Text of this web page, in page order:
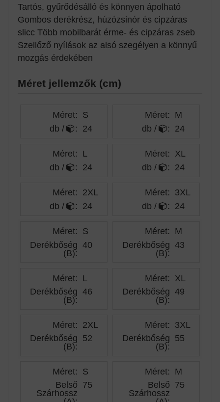
Tartós, gyűrődésálló és könnyen ápolható
Gombos derékrész, húzózsinór és cipzáras
slicc Több mobilbarát érme- és cipzáras zseb
Szellőző nyílások az alsó szegélyen a könnyű
mozgás érdekében
Méret jellemzők (cm)
Méret: S
db /
: 24
Méret: M
db /
: 24
Méret: L
db /
: 24
Méret: XL
db /
: 24
Méret: 2XL
db /
: 24
Méret: 3XL
db /
: 24
Méret: S
Derékbőség
(B):
40
Méret: M
Derékbőség
(B):
43
Méret: L
Derékbőség
(B):
46
Méret: XL
Derékbőség
(B):
49
Méret: 2XL
Derékbőség
(B):
52
Méret: 3XL
Derékbőség
(B):
55
Méret: S
Belső
Szárhossz
75
Méret: M
Belső
Szárhossz
75